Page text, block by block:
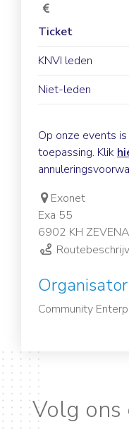
Ticket
KNVI leden
Niet-leden
Op onze events
toepassing. Klik
Exonet
Exa 55
6902 KH
Organisator
Community
Volg ons